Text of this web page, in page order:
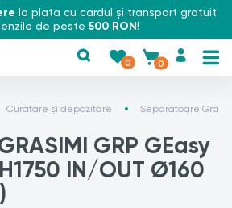
la plata cu cardul și transport gratuit
de peste 500 RON!
0 0
Curățare și depozitare Separatoare
GRP GEasy
IN/OUT Ø160